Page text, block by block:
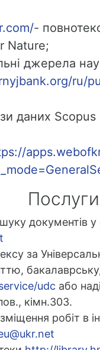
-
Nature;
джерела
ru/
даних Scopus
документів
за
udc або
кімн.303.
робіт в